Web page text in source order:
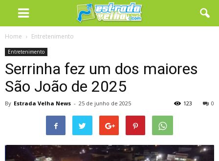
Home Entretenimento
Entretenimento
Serrinha fez um dos maiores
São João de 2025
By Estrada Velha News - 25 de junho de 2025 0
123